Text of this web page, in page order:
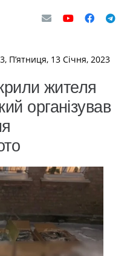
П’ятниця, 13 Січня, 2023
жителя
організував